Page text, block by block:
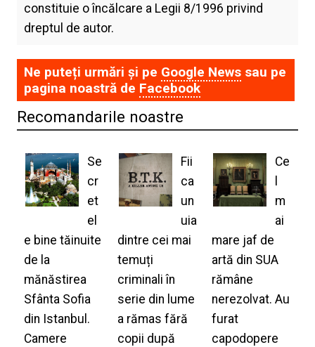
constituie o încălcare a Legii 8/1996 privind
dreptul de autor.
Ne puteți urmări și pe Google Newssau pe
pagina noastră de Facebook
Recomandarile noastre
Se
cr
et
el
e bine tăinuite
de la
mănăstirea
Sfânta Sofia
din Istanbul.
Camere
Fii
ca
un
uia
dintre cei mai
temuți
criminali în
serie din lume
a rămas fără
copii după
Ce
m
ai
mare jaf de
artă din SUA
rămâne
nerezolvat. Au
furat
capodopere